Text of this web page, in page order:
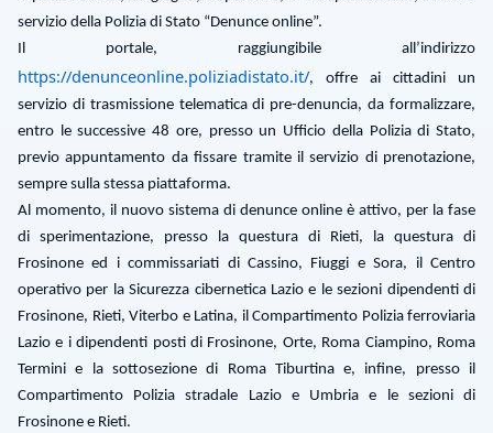
servizio della Polizia di Stato “Denunce online”.
Il portale, raggiungibile all’indirizzo
https://denunceonline.poliziadistato.it/, offre ai cittadini un
servizio di trasmissione telematica di pre-denuncia, da formalizzare,
entro le successive 48 ore, presso un Ufficio della Polizia di Stato,
previo appuntamento da fissare tramite il servizio di prenotazione,
sempre sulla stessa piattaforma.
Al momento, il nuovo sistema di denunce online è attivo, per la fase
di sperimentazione, presso la questura di Rieti, la questura di
Frosinone ed i commissariati di Cassino, Fiuggi e Sora, il Centro
operativo per la Sicurezza cibernetica Lazio e le sezioni dipendenti di
Frosinone, Rieti, Viterbo e Latina, il Compartimento Polizia ferroviaria
Lazio e i dipendenti posti di Frosinone, Orte, Roma Ciampino, Roma
Termini e la sottosezione di Roma Tiburtina e, infine, presso il
Compartimento Polizia stradale Lazio e Umbria e le sezioni di
Frosinone e Rieti.